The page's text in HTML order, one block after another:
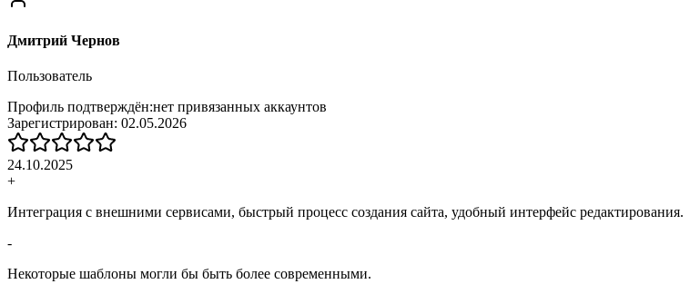
Дмитрий Чернов
Пользователь
Профиль подтверждён:нет привязанных аккаунтов
Зарегистрирован: 02.05.2026
24.10.2025
+
Интеграция с внешними сервисами, быстрый процесс создания сайта, удобный интерфейс редактирования.
-
Некоторые шаблоны могли бы быть более современными.